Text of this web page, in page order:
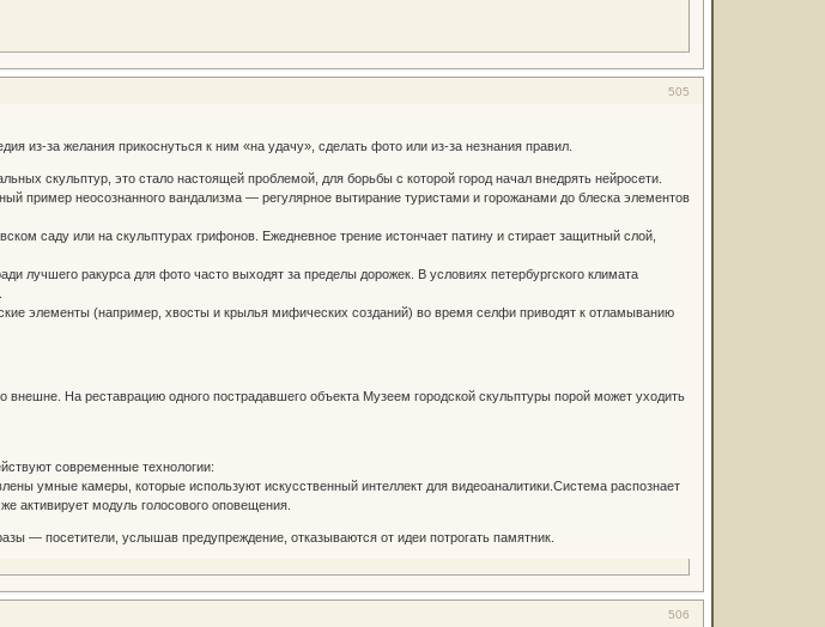
505
из-за желания прикоснуться к ним «на удачу», сделать фото или из-за незнания правил.
скульптур, это стало настоящей проблемой, для борьбы с которой город начал внедрять нейросети.
пример неосознанного вандализма — регулярное вытирание туристами и горожанами до блеска элементов
саду или на скульптурах грифонов. Ежедневное трение истончает патину и стирает защитный слой,
лучшего ракурса для фото часто выходят за пределы дорожек. В условиях петербургского климата
элементы (например, хвосты и крылья мифических созданий) во время селфи приводят к отламыванию
На реставрацию одного пострадавшего объекта Музеем городской скульптуры порой может уходить
современные технологии:
умные камеры, которые используют искусственный интеллект для видеоаналитики.Система распознает
активирует модуль голосового оповещения.
— посетители, услышав предупреждение, отказываются от идеи потрогать памятник.
506